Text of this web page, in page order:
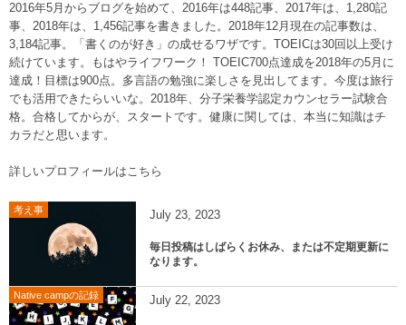
2016年5月からブログを始めて、2016年は448記事、2017年は、1,280記
事、2018年は、1,456記事を書きました。2018年12月現在の記事数は、
3,184記事。「書くのが好き」の成せるワザです。TOEICは30回以上受け
続けています。もはやライフワーク！ TOEIC700点達成を2018年の5月に
達成！目標は900点。多言語の勉強に楽しさを見出してます。今度は旅行
でも活用できたらいいな。2018年、分子栄養学認定カウンセラー試験合
格。合格してからが、スタートです。健康に関しては、本当に知識はチ
カラだと思います。
詳しいプロフィールはこちら
考え事 July 23, 2023
毎日投稿はしばらくお休み、または不定期更新に
なります。
Native campの記録 July 22, 2023